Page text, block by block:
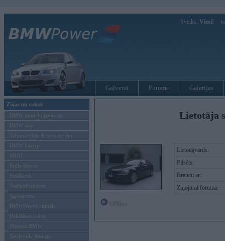
Sveiks, Viesi!
Galvenā Forums Galerijas
Ziņas un raksti
BMW modeļu jaunumi
BMW testi
Tehnoloģijas & sasniegumi
BMW Latvijā
MINI
Rolls-Royce
Pasākumi
Vadāmības tests
Autosports
BMWPower aktuāli
Reklāmas raksti
Mēneša BMW
Sērijveida tūnings
Lietotāja
Lietotājvārds:
Pilsēta:
Braucu ar:
Ziņojumi forumā: